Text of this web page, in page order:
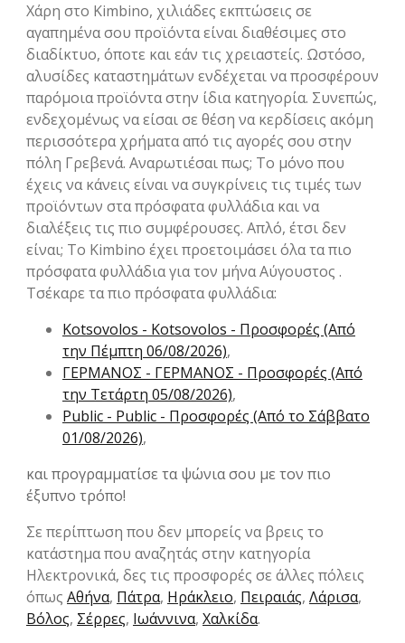
Χάρη στο Kimbino, χιλιάδες εκπτώσεις σε
αγαπημένα σου προϊόντα είναι διαθέσιμες στο
διαδίκτυο, όποτε και εάν τις χρειαστείς. Ωστόσο,
αλυσίδες καταστημάτων ενδέχεται να προσφέρουν
παρόμοια προϊόντα στην ίδια κατηγορία. Συνεπώς,
ενδεχομένως να είσαι σε θέση να κερδίσεις ακόμη
περισσότερα χρήματα από τις αγορές σου στην
πόλη Γρεβενά. Αναρωτιέσαι πως; Το μόνο που
έχεις να κάνεις είναι να συγκρίνεις τις τιμές των
προϊόντων στα πρόσφατα φυλλάδια και να
διαλέξεις τις πιο συμφέρουσες. Απλό, έτσι δεν
είναι; Το Kimbino έχει προετοιμάσει όλα τα πιο
πρόσφατα φυλλάδια για τον μήνα Αύγουστος .
Τσέκαρε τα πιο πρόσφατα φυλλάδια:
Kotsovolos - Kotsovolos - Προσφορές (Από
την Πέμπτη 06/08/2026),
ΓΕΡΜΑΝΟΣ - ΓΕΡΜΑΝΟΣ - Προσφορές (Από
την Τετάρτη 05/08/2026),
Public - Public - Προσφορές (Από το Σάββατο
01/08/2026),
και προγραμματίσε τα ψώνια σου με τον πιο
έξυπνο τρόπο!
Σε περίπτωση που δεν μπορείς να βρεις το
κατάστημα που αναζητάς στην κατηγορία
Hλεκτρονικά, δες τις προσφορές σε άλλες πόλεις
όπως Αθήνα, Πάτρα, Ηράκλειο, Πειραιάς, Λάρισα,
Βόλος, Σέρρες, Ιωάννινα, Χαλκίδα.